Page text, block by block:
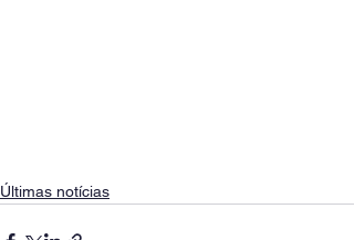
Últimas notícias